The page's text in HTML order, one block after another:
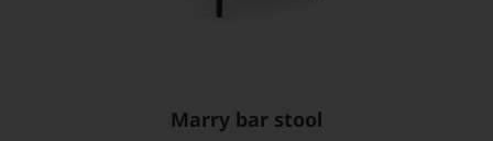
Marry bar stool